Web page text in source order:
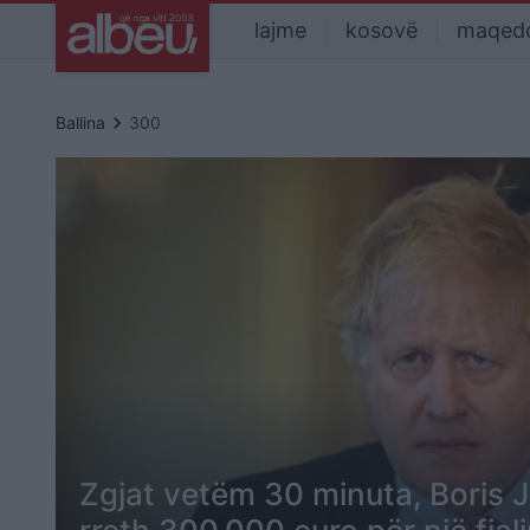
lajme kosovë
Ballina keyboard_arrow_right 300
Zgjat vetëm 30 minuta, Boris